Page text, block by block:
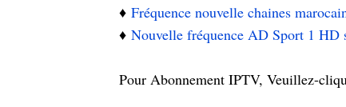
♦️ Fréquence nouvelle chaines
♦️ Nouvelle fréquence AD Sport 1 HD
Pour Abonnement IPTV, Veuillez-